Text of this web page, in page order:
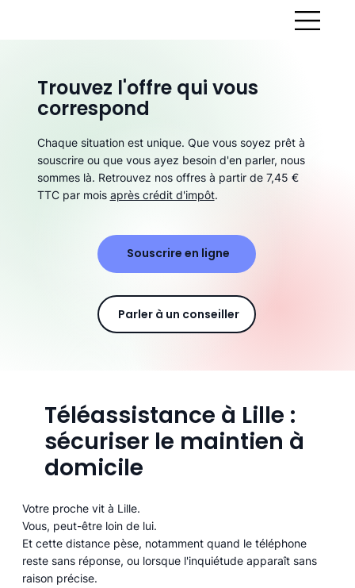
Téléassistance à Lille :
sécuriser le maintien à
domicile
Votre proche vit à Lille.
Vous, peut-être loin de lui.
Et cette distance pèse, notamment quand le téléphone
reste sans réponse, ou lorsque l'inquiétude apparaît sans
raison précise.
Trouvez l'offre qui vous
correspond
Chaque situation est unique. Que vous soyez prêt à
souscrire ou que vous ayez besoin d'en parler, nous
sommes là. Retrouvez nos offres à partir de 7,45 €
TTC par mois après crédit d'impôt.
Souscrire en ligne
Parler à un conseiller